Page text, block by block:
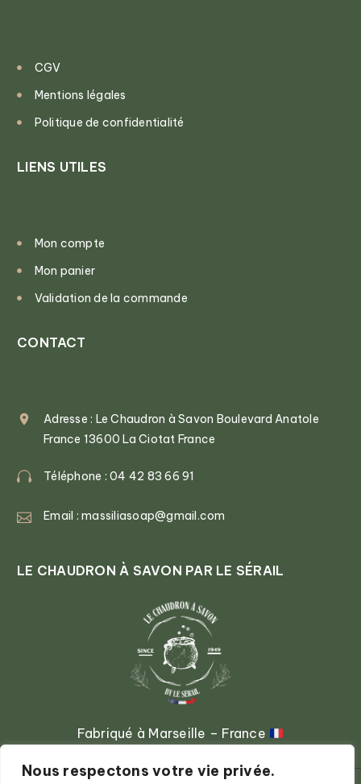
Nous respectons votre vie privée.
CGV
Mentions légales
Politique de confidentialité
LIENS UTILES
Mon compte
Mon panier
Validation de la commande
CONTACT
Adresse : Le Chaudron à Savon Boulevard Anatole
France 13600 La Ciotat France
Téléphone : 04 42 83 66 91
Email : massiliasoap@gmail.com
LE CHAUDRON À SAVON PAR LE SÉRAIL
Fabriqué à Marseille – France